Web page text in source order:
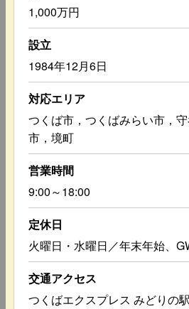
1,000万円
設立
1984年12月6日
対応エリア
つくば市，つくばみらい市，
市，境町
営業時間
9:00～18:00
定休日
火曜日・水曜日／年末年始、
交通アクセス
つくばエクスプレス みどりの